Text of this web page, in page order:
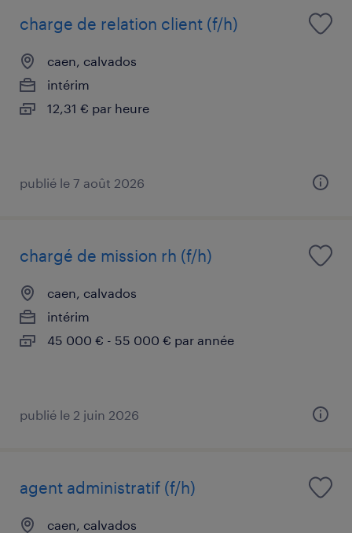
charge de relation client (f/h)
caen, calvados
intérim
12,31 € par heure
publié le 7 août 2026
chargé de mission rh (f/h)
caen, calvados
intérim
45 000 € - 55 000 € par année
publié le 2 juin 2026
agent administratif (f/h)
caen, calvados